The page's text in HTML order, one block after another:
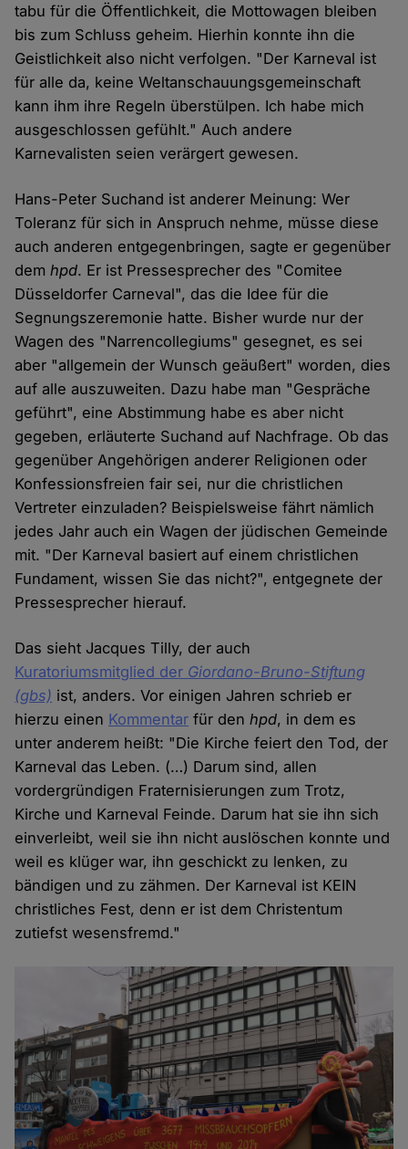
tabu für die Öffentlichkeit, die Mottowagen bleiben
bis zum Schluss geheim. Hierhin konnte ihn die
Geistlichkeit also nicht verfolgen. "Der Karneval ist
für alle da, keine Weltanschauungsgemeinschaft
kann ihm ihre Regeln überstülpen. Ich habe mich
ausgeschlossen gefühlt." Auch andere
Karnevalisten seien verärgert gewesen.
Hans-Peter Suchand ist anderer Meinung: Wer
Toleranz für sich in Anspruch nehme, müsse diese
auch anderen entgegenbringen, sagte er gegenüber
demhpd. Er ist Pressesprecher des "Comitee
Düsseldorfer Carneval", das die Idee für die
Segnungszeremonie hatte. Bisher wurde nur der
Wagen des "Narrencollegiums" gesegnet, es sei
aber "allgemein der Wunsch geäußert" worden, dies
auf alle auszuweiten. Dazu habe man "Gespräche
geführt", eine Abstimmung habe es aber nicht
gegeben, erläuterte Suchand auf Nachfrage. Ob das
gegenüber Angehörigen anderer Religionen oder
Konfessionsfreien fair sei, nur die christlichen
Vertreter einzuladen? Beispielsweise fährt nämlich
jedes Jahr auch ein Wagen der jüdischen Gemeinde
mit. "Der Karneval basiert auf einem christlichen
Fundament, wissen Sie das nicht?", entgegnete der
Pressesprecher hierauf.
Das sieht Jacques Tilly, der auch
Kuratoriumsmitglied der Giordano-Bruno-Stiftung
(gbs) ist, anders. Vor einigen Jahren schrieb er
hierzu einen Kommentar für denhpd, in dem es
unter anderem heißt: "Die Kirche feiert den Tod, der
Karneval das Leben. (…) Darum sind, allen
vordergründigen Fraternisierungen zum Trotz,
Kirche und Karneval Feinde. Darum hat sie ihn sich
einverleibt, weil sie ihn nicht auslöschen konnte und
weil es klüger war, ihn geschickt zu lenken, zu
bändigen und zu zähmen. Der Karneval ist KEIN
christliches Fest, denn er ist dem Christentum
zutiefst wesensfremd."